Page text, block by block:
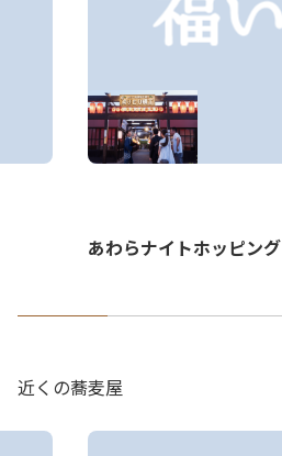
あわらナイトホッピング
近くの蕎麦屋